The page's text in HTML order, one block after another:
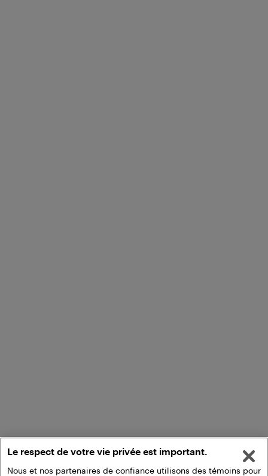
Le respect de votre vie privée est important.
Nous et nos partenaires de confiance utilisons des témoins pour